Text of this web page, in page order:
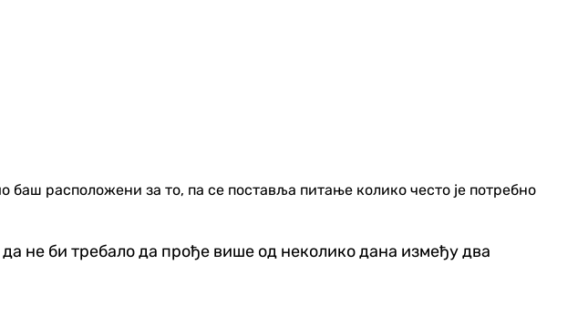
расположени за то, па се поставља питање колико често је потребно
не би требало да прође више од неколико дана између два